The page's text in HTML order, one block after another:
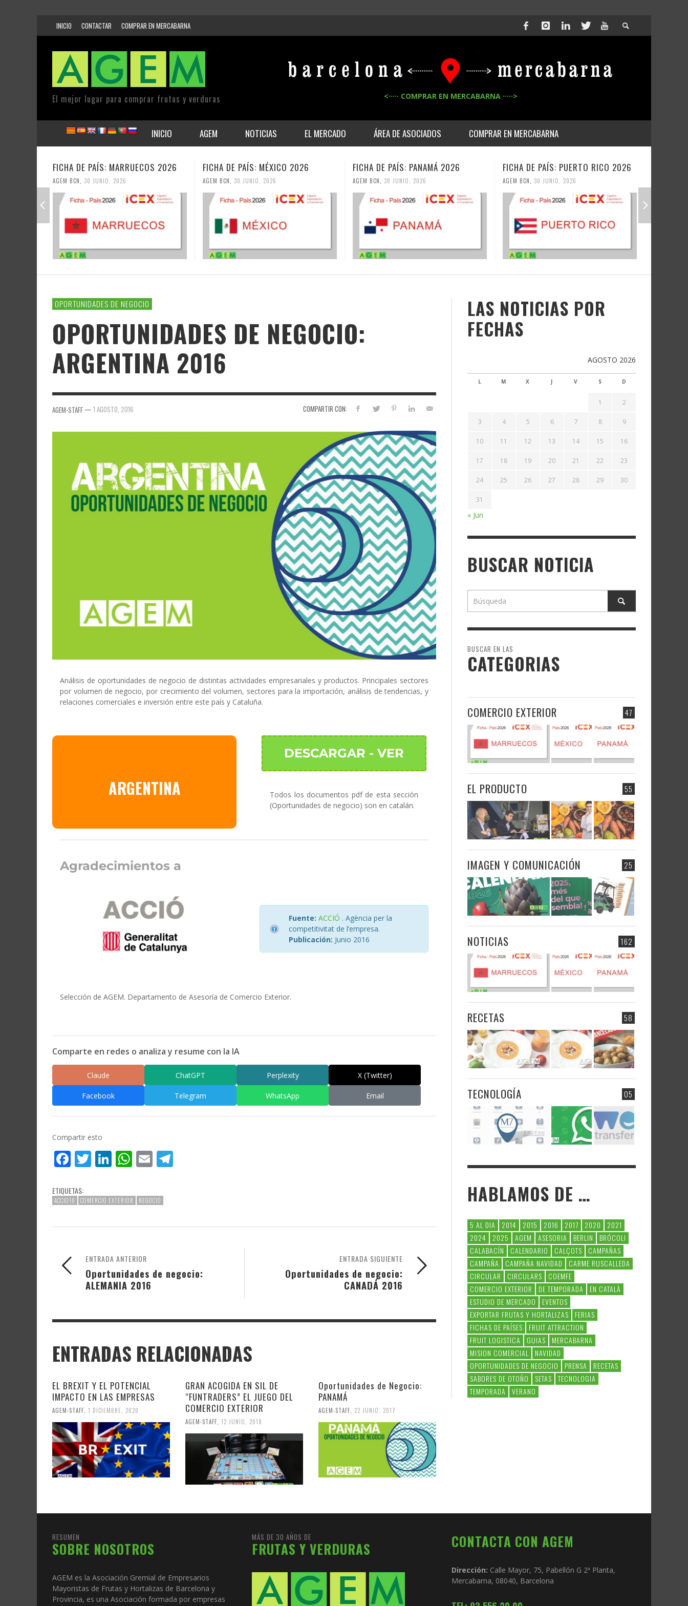
INICIO CONTACTAR COMPRAR EN MERCABARNA
El mejor lugar para comprar frutas y verduras <····· COMPRAR EN MERCABARNA ·····>
INICIO AGEM NOTICIAS EL MERCADO ÁREA DE ASOCIADOS COMPRAR EN MERCABARNA
FICHA DE PAÍS: MARRUECOS 2026
AGEM BCN 30 JUNIO, 2026
FICHA DE PAÍS: MÉXICO 2026
AGEM BCN 30 JUNIO, 2026
FICHA DE PAÍS: PANAMÁ 2026
AGEM BCN 30 JUNIO, 2026
FICHA DE PAÍS: PUERTO RICO 2026
AGEM BCN 30 JUNIO, 2026
OPORTUNIDADES DE NEGOCIO
OPORTUNIDADES DE NEGOCIO:
ARGENTINA 2016
COMPARTIR CON:
AGEM-STAFF — 1 AGOSTO, 2016
Análisis de oportunidades de negocio de distintas actividades empresariales y productos. Principales sectores
por volumen de negocio, por crecimiento del volumen, sectores para la importación, análisis de tendencias, y
relaciones comerciales e inversión entre este país y Cataluña.
ARGENTINA
DESCARGAR - VER
Todos los documentos pdf de esta sección
(Oportunidades de negocio) son en catalán.
Agradecimientos a
Fuente: ACCIÓ . Agència per la
competitivitat de l’empresa.
Publicación: Junio 2016
Selección de AGEM. Departamento de Asesoría de Comercio Exterior.
Comparte en redes o analiza y resume con la IA
Claude ChatGPT Perplexity X (Twitter)
Facebook Telegram WhatsApp Email
Compartir esto
Facebook
Twitter
LinkedIn
WhatsApp
Email
ETIQUETAS:
ACCIO10 COMERCIO EXTERIOR NEGOCIO
ENTRADA SIGUIENTE
Oportunidades de negocio:
CANADÁ 2016
ENTRADA ANTERIOR
Oportunidades de negocio:
ALEMANIA 2016
ENTRADAS RELACIONADAS
EL BREXIT Y EL POTENCIAL
IMPACTO EN LAS EMPRESAS
AGEM-STAFF 1 DICIEMBRE, 2020
GRAN ACOGIDA EN SIL DE
“FUNTRADERS” EL JUEGO DEL
COMERCIO EXTERIOR
AGEM-STAFF, 12 JUNIO, 2018
Oportunidades de Negocio:
PANAMÁ
AGEM-STAFF, 22 JUNIO, 2017
LAS NOTICIAS POR
FECHAS
AGOSTO 2026
L M X J V S D
1 2
3 4 5 6 7 8 9
10 11 12 13 14 15 16
17 18 19 20 21 22 23
24 25 26 27 28 29 30
31
« Jun
BUSCAR NOTICIA
BUSCAR EN LAS
CATEGORIAS
47
COMERCIO EXTERIOR
55
EL PRODUCTO
25
IMAGEN Y COMUNICACIÓN
162
NOTICIAS
58
RECETAS
05
TECNOLOGÍA
HABLAMOS DE …
5 AL DIA 2014 2015 2016 2017 2020
2021
2024
2025 AGEM ASESORIA BERLIN
BRÓCOLI
CALABACÍN
CALENDARIO CALÇOTS
CAMPAÑAS
CAMPAÑA
CAMPAÑA NAVIDAD
CARME RUSCALLEDA
CIRCULAR
CIRCULARS
COEMFE
COMERCIO EXTERIOR
DE TEMPORADA
EN CATALÀ
ESTUDIO DE MERCADO
EVENTOS
EXPORTAR FRUTAS Y HORTALIZAS
FERIAS
FICHAS DE PAÍSES
FRUIT ATTRACTION
FRUIT LOGISTICA
GUIAS
MERCABARNA
MISION COMERCIAL
NAVIDAD
OPORTUNIDADES DE NEGOCIO
PRENSA
RECETAS
SABORES DE OTOÑO
SETAS
TECNOLOGIA
TEMPORADA
VERANO
RESUMEN
SOBRE NOSOTROS
AGEM es la Asociación Gremial de Empresarios
Mayoristas de Frutas y Hortalizas de Barcelona y
Provincia, es una Asociación formada por empresas
MÁS DE 30 AÑOS DE
FRUTAS Y VERDURAS CONTACTA CON AGEM
Dirección: Calle Mayor, 75, Pabellón G 2ª Planta,
Mercabarna, 08040, Barcelona